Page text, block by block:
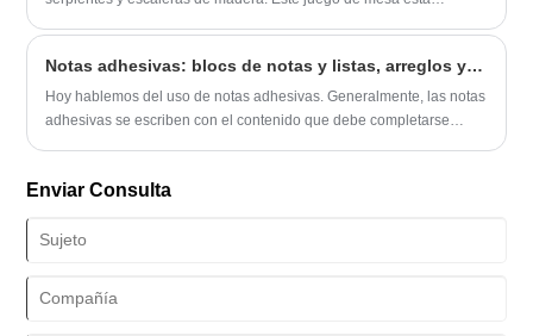
comprendan y las sigan.
Notas adhesivas: blocs de notas y listas, arreglos y recordatorios
Hoy hablemos del uso de notas adhesivas. Generalmente, las notas
adhesivas se escriben con el contenido que debe completarse
Enviar Consulta